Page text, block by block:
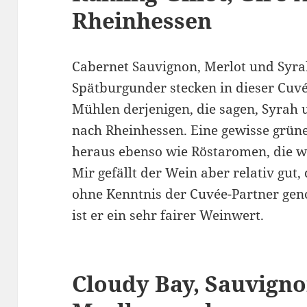
Rheinhessen
Cabernet Sauvignon, Merlot und
Spätburgunder stecken in dieser
Mühlen derjenigen, die sagen,
nach Rheinhessen. Eine gewisse
heraus ebenso wie Röstaromen, die
Mir gefällt der Wein aber relativ
ohne Kenntnis der Cuvée-Partner
ist er ein sehr fairer Weinwert.
Cloudy Bay,